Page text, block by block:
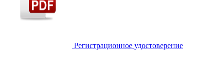
Регистрационное удостоверение